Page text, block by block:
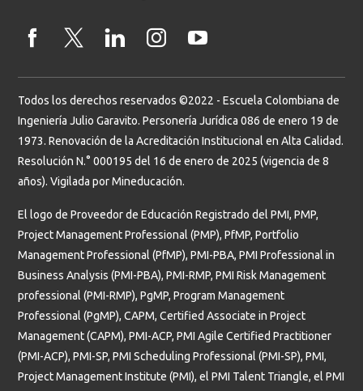
Todos los derechos reservados ©2022 - Escuela Colombiana de
Ingeniería Julio Garavito. Personería Jurídica 086 de enero 19 de
1973. Renovación de la Acreditación Institucional en Alta Calidad.
Resolución N.° 000195 del 16 de enero de 2025 (vigencia de 8
años). Vigilada por Mineducación.
El logo de Proveedor de Educación Registrado del PMI, PMP,
Project Management Professional (PMP), PfMP, Portfolio
Management Professional (PfMP), PMI-PBA, PMI Professional in
Business Analysis (PMI-PBA), PMI-RMP, PMI Risk Management
professional (PMI-RMP), PgMP, Program Management
Professional (PgMP), CAPM, Certified Associate in Project
Management (CAPM), PMI-ACP, PMI Agile Certified Practitioner
(PMI-ACP), PMI-SP, PMI Scheduling Professional (PMI-SP), PMI,
Project Management Institute (PMI), el PMI Talent Triangle, el PMI